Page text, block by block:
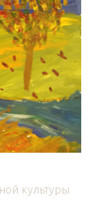
культуры